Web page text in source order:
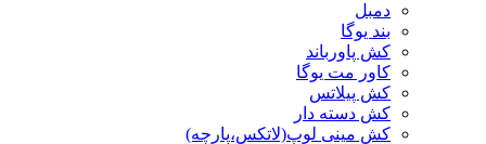
دمبل
بند یوگا
کش پاورباند
کاور مت یوگا
کش پیلاتس
کش دسته دار
کش مینی لوپ(لاتکس،پارچه)